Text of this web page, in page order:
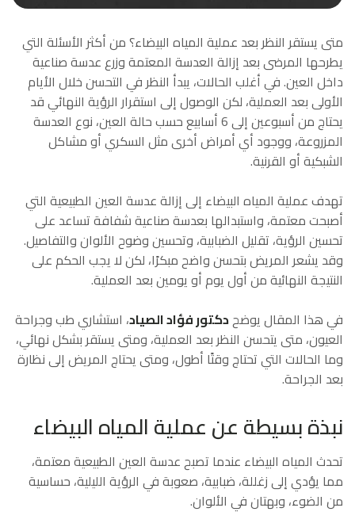
متى يستقر النظر بعد عملية المياه البيضاء؟ من أكثر الأسئلة التي
يطرحها المرضى بعد إزالة العدسة المعتمة وزرع عدسة صناعية
داخل العين. في أغلب الحالات، يبدأ النظر في التحسن خلال الأيام
الأولى بعد العملية، لكن الوصول إلى استقرار الرؤية النهائي قد
يحتاج من أسبوعين إلى 6 أسابيع حسب حالة العين، نوع العدسة
المزروعة، ووجود أي أمراض أخرى مثل السكري أو مشاكل
الشبكية أو القرنية.
تهدف عملية المياه البيضاء إلى إزالة عدسة العين الطبيعية التي
أصبحت معتمة، واستبدالها بعدسة صناعية شفافة تساعد على
تحسين الرؤية، تقليل الضبابية، وتحسين وضوح الألوان والتفاصيل.
وقد يشعر المريض بتحسن واضح مبكرًا، لكن لا يجب الحكم على
النتيجة النهائية من أول يوم أو يومين بعد العملية.
في هذا المقال يوضحدكتور فؤاد الصياد، استشاري طب وجراحة
العيون، متى يتحسن النظر بعد العملية، ومتى يستقر بشكل نهائي،
وما الحالات التي تحتاج وقتًا أطول، ومتى يحتاج المريض إلى نظارة
بعد الجراحة.
نبذة بسيطة عن عملية المياه البيضاء
تحدث المياه البيضاء عندما تصبح عدسة العين الطبيعية معتمة،
مما يؤدي إلى زغللة، ضبابية، صعوبة في الرؤية الليلية، حساسية
من الضوء، وبهتان في الألوان.